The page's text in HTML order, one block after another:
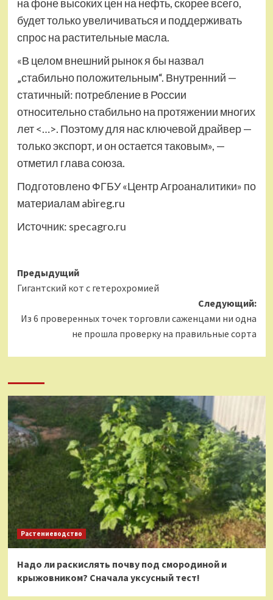
на фоне высоких цен на нефть, скорее всего,
будет только увеличиваться и поддерживать
спрос на растительные масла.
«В целом внешний рынок я бы назвал
„стабильно положительным“. Внутренний —
статичный: потребление в России
относительно стабильно на протяжении многих
лет <…>. Поэтому для нас ключевой драйвер —
только экспорт, и он остается таковым», —
отметил глава союза.
Подготовлено ФГБУ «Центр Агроаналитики» по
материалам abireg.ru
Источник: specagro.ru
Навигация
записи
Предыдущий
Гигантский кот с гетерохромией
Следующий:
Из 6 проверенных точек торговли саженцами ни одна
не прошла проверку на правильные сорта
Растениеводство
Надо ли раскислять почву под смородиной и
крыжовником? Сначала уксусный тест!